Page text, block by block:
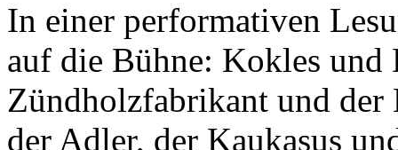
In einer performativen
auf die Bühne: Kokles und
Zündholzfabrikant und
der Adler, der Kaukasus